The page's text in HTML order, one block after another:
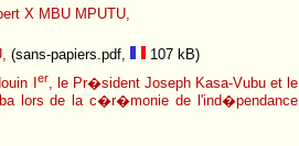
X MBU MPUTU,
(sans-papiers.pdf,
107 kB)
I
er, le Pr�sident Joseph Kasa-Vubu et le
lors de la c�r�monie de l'ind�pendance